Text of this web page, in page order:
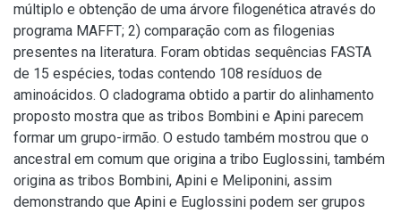
múltiplo e obtenção de uma árvore filogenética através do
programa MAFFT; 2) comparação com as filogenias
presentes na literatura. Foram obtidas sequências FASTA
de 15 espécies, todas contendo 108 resíduos de
aminoácidos. O cladograma obtido a partir do alinhamento
proposto mostra que as tribos Bombini e Apini parecem
formar um grupo-irmão. O estudo também mostrou que o
ancestral em comum que origina a tribo Euglossini, também
origina as tribos Bombini, Apini e Meliponini, assim
demonstrando que Apini e Euglossini podem ser grupos